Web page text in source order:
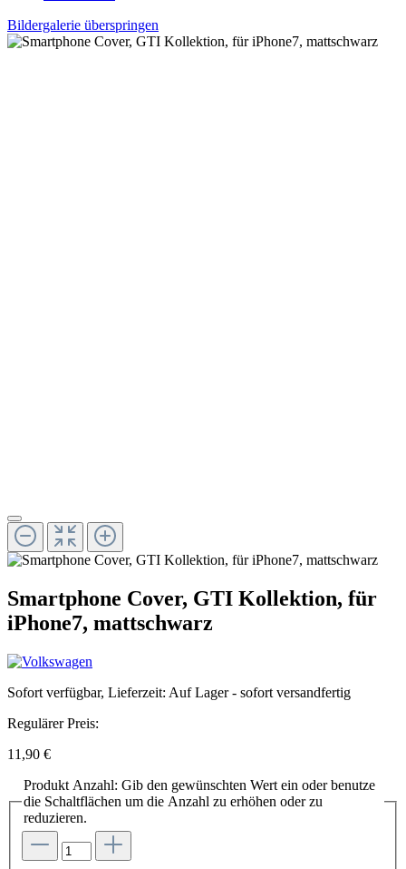
Bildergalerie überspringen
Smartphone Cover, GTI Kollektion, für
iPhone7, mattschwarz
Sofort verfügbar, Lieferzeit: Auf Lager - sofort versandfertig
Regulärer Preis:
11,90 €
Produkt Anzahl: Gib den gewünschten Wert ein oder benutze
die Schaltflächen um die Anzahl zu erhöhen oder zu
reduzieren.